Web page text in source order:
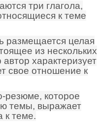
три глагола,
к теме
размещается целая
из нескольких
характеризует
свое отношение к
резюме, которое
темы, выражает
к теме.